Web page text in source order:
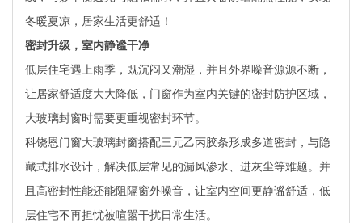
冬暖夏凉，居家生活更舒适！
密封升级，室内静谧干净
低层住宅遇上雨季，既沉闷又潮湿，并且外界噪音源源不断，
让居家舒适度大大降低，门窗作为室内关键的密封防护区域，
大玻璃封窗时需要更重视密封环节。
科饶恩门窗大玻璃封窗搭配三元乙丙胶条形成多道密封，与隐
藏式排水设计，解决低层常见的漏风渗水、进灰尘等难题。并
且高密封性能还能阻隔窗外噪音，让室内空间更静谧舒适，低
层住宅不再担忧被喧嚣干扰日常生活。